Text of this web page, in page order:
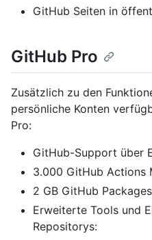
GitHub Seiten in
GitHub Pro
Zusätzlich zu den
persönliche Konten
Pro:
GitHub-Support über
3.000 GitHub Actions
2 GB GitHub
Erweiterte Tools und
Repositorys: